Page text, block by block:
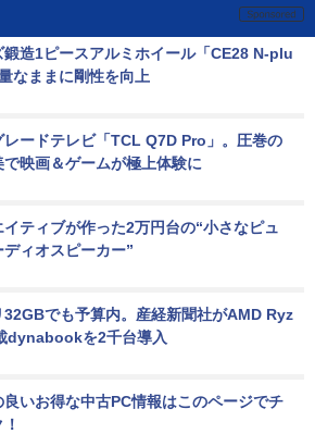
鍛造1ピースアルミホイール「CE28 N-plu
なままに剛性を向上
レードテレビ「TCL Q7D Pro」。圧巻の
で映画＆ゲームが極上体験に
イティブが作った2万円台の“小さなピュ
ディオスピーカー”
32GBでも予算内。産経新聞社がAMD Ryz
dynabookを2千台導入
良いお得な中古PC情報はこのページでチ